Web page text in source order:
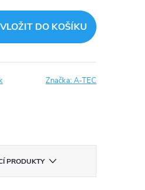
VLOŽIT DO KOŠÍKU
Značka:A-TEC
PRODUKTY